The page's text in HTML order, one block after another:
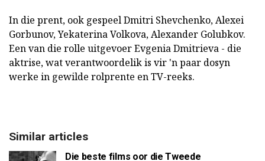
In die prent, ook gespeel Dmitri Shevchenko, Alexei
Gorbunov, Yekaterina Volkova, Alexander Golubkov.
Een van die rolle uitgevoer Evgenia Dmitrieva - die
aktrise, wat verantwoordelik is vir 'n paar dosyn
werke in gewilde rolprente en TV-reeks.
Similar articles
Die beste films oor die Tweede